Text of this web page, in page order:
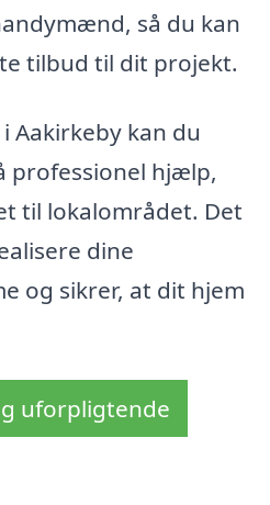
så du kan
tilbud til dit projekt.
Aakirkeby kan du
professionel hjælp,
til lokalområdet. Det
dine
og sikrer, at dit hjem
uforpligtende